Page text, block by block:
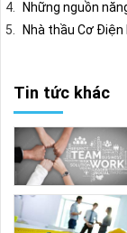
Những nguồn
Nhà thầu Cơ Điện
Tin tức khác